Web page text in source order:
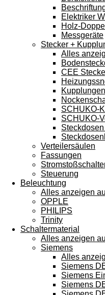
Elektriker
Holz-
Messgeräte
Stecker +
Alles
CEE
SCHUKO-
SCHUKO-
Verteilersäulen
Fassungen
Steuerung
Beleuchtung
Alles anzeigen
OPPLE
PHILIPS
Trinity
Schaltermaterial
Alles anzeigen
Siemens
Alles
Siemens
Siemens
Siemens